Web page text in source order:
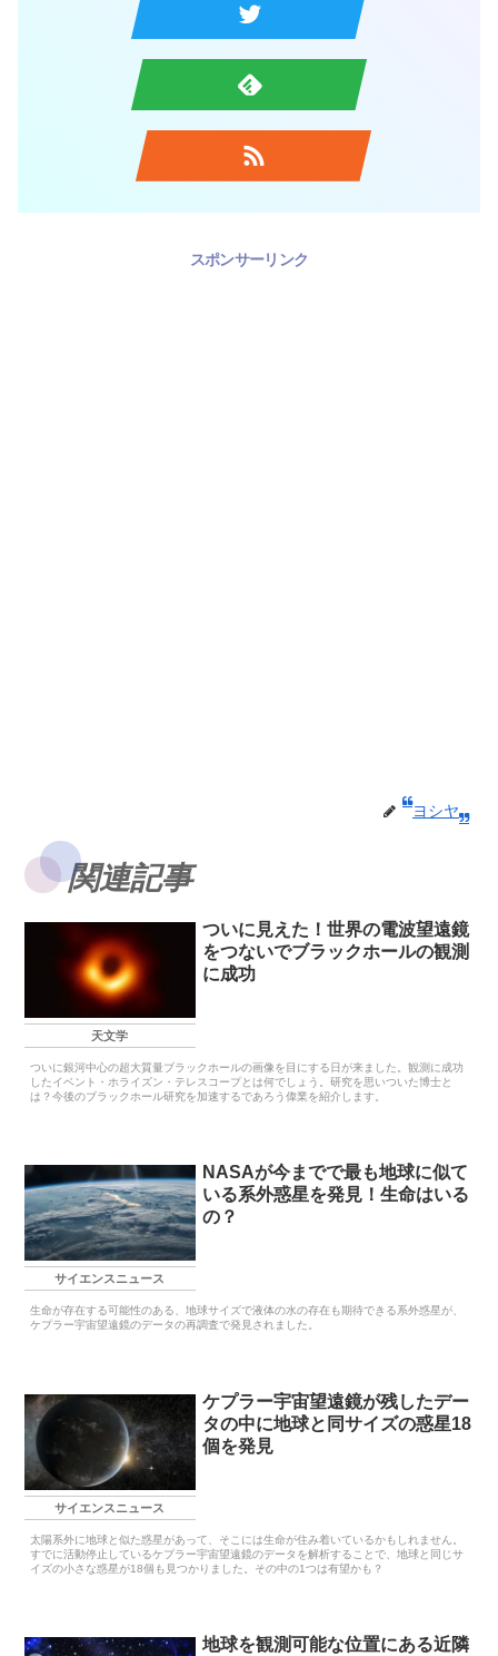
スポンサーリンク
ヨシヤ
関連記事
天文学
ついに見えた！世界の電波望遠鏡
をつないでブラックホールの観測
に成功
ついに銀河中心の超大質量ブラックホールの画像を目にする日が来ました。観測に成功
したイベント・ホライズン・テレスコープとは何でしょう。研究を思いついた博士と
は？今後のブラックホール研究を加速するであろう偉業を紹介します。
サイエンスニュース
NASAが今までで最も地球に似て
いる系外惑星を発見！生命はいる
の？
生命が存在する可能性のある、地球サイズで液体の水の存在も期待できる系外惑星が、
ケプラー宇宙望遠鏡のデータの再調査で発見されました。
サイエンスニュース
ケプラー宇宙望遠鏡が残したデー
タの中に地球と同サイズの惑星18
個を発見
太陽系外に地球と似た惑星があって、そこには生命が住み着いているかもしれません。
すでに活動停止しているケプラー宇宙望遠鏡のデータを解析することで、地球と同じサ
イズの小さな惑星が18個も見つかりました。その中の1つは有望かも？
地球を観測可能な位置にある近隣